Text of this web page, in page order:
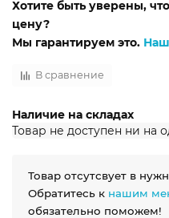
Хотите быть уверены,
цену?
Мы гарантируем это.
В сравнение
Наличие на складах
Товар не доступен ни на
Товар отсутсвует в
Обратитесь к нашим
обязательно поможем!